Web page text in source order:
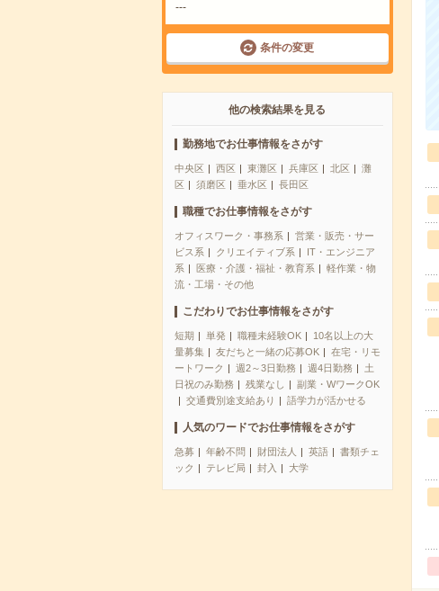
---
条件の変更
他の検索結果を見る
勤務地でお仕事情報をさがす
中央区 西区 東灘区 兵庫区 北区
灘
区
須磨区 垂水区 長田区
職種でお仕事情報をさがす
オフィスワーク・事務系
営業・販売・サー
ビス系
クリエイティブ系
IT・エンジニア
系
医療・介護・福祉・教育系
軽作業・物
流・工場・その他
こだわりでお仕事情報をさがす
短期 単発 職種未経験OK
10名以上の大
量募集
友だちと一緒の応募OK
在宅・リモ
ートワーク
週2～3日勤務 週4日勤務
土
日祝のみ勤務
残業なし
副業・WワークOK
交通費別途支給あり
語学力が活かせる
人気のワードでお仕事情報をさがす
急募 年齢不問 財団法人 英語
書類チェ
ック
テレビ局 封入 大学